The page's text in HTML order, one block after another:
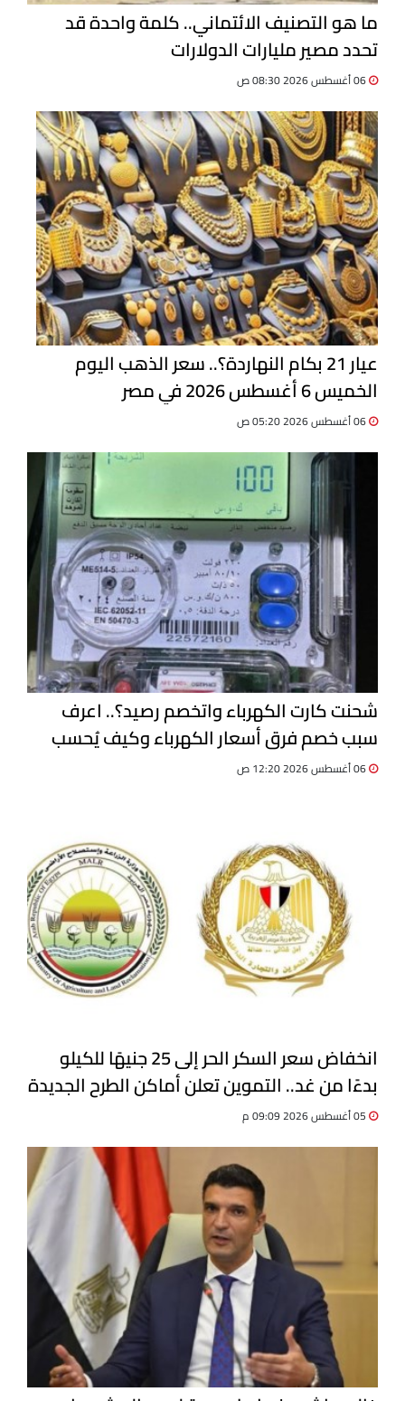
ما هو التصنيف الائتماني.. كلمة واحدة قد
تحدد مصير مليارات الدولارات
عيار 21 بكام النهاردة؟.. سعر الذهب اليوم
الخميس 6 أغسطس 2026 في مصر
شحنت كارت الكهرباء واتخصم رصيد؟.. اعرف
سبب خصم فرق أسعار الكهرباء وكيف يُحسب
انخفاض سعر السكر الحر إلى 25 جنيهًا للكيلو
بدءًا من غد.. التموين تعلن أماكن الطرح الجديدة